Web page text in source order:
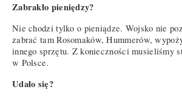
Zabrakło pieniędzy?
Nie chodzi tylko o pieniądze. Wojsko nie
zabrać tam Rosomaków, Hummerów,
innego sprzętu. Z konieczności musieliśmy
w Polsce.
Udało się?